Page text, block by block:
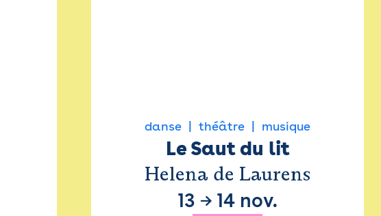
danse théâtre musique
Le Saut du lit
Helena de Laurens
13 → 14 nov.